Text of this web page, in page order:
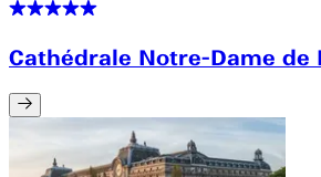
Cathédrale Notre-Dame de